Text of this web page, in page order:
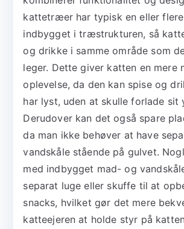
kattetræer har typisk en eller
indbygget i træstrukturen, så
og drikke i samme område som
leger. Dette giver katten en mere
oplevelse, da den kan spise og
har lyst, uden at skulle forlade sit
Derudover kan det også spare
da man ikke behøver at have
vandskåle stående på gulvet.
med indbygget mad- og
separat luge eller skuffe til at
snacks, hvilket gør det mere
katteejeren at holde styr på